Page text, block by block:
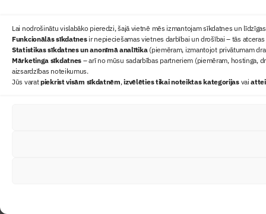
Lai nodrošinātu vislabāko pieredzi, šajā vietnē mēs izmantojam sīkdatnes un
Funkcionālās sīkdatnesir nepieciešamas vietnes darbībai un drošībai – tās
Statistikas sīkdatnes un anonīmā analītika(piemēram, izmantojot privātumam
Mārketinga sīkdatnes – arī no mūsu sadarbības partneriem (piemēram, hostinga,
aizsardzības noteikumus.
Jūs varatpiekrist visām sīkdatnēm,izvēlēties tikai noteiktas kategorijasvai